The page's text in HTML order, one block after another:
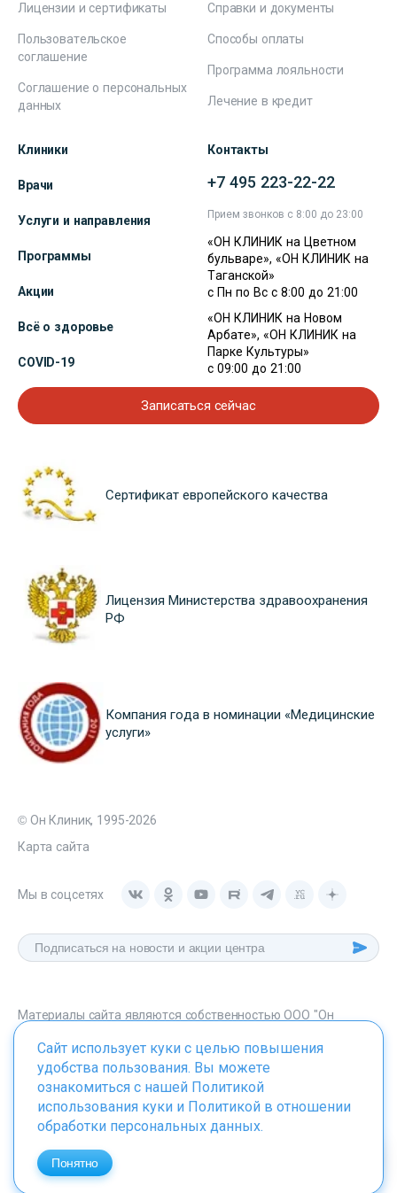
Лицензии и сертификаты
Пользовательское
соглашение
Соглашение о персональных
данных
Справки и документы
Способы оплаты
Программа лояльности
Лечение в кредит
Клиники
Врачи
Услуги и направления
Программы
Акции
Всё о здоровье
COVID-19
Контакты
+7 495 223-22-22
Прием звонков с 8:00 до 23:00
«ОН КЛИНИК на Цветном
бульваре», «ОН КЛИНИК на
Таганской»
с Пн по Вс с 8:00 до 21:00
«ОН КЛИНИК на Новом
Арбате», «ОН КЛИНИК на
Парке Культуры»
с 09:00 до 21:00
Записаться сейчас
Сертификат европейского качества
Лицензия Министерства здравоохранения
РФ
Компания года в номинации «Медицинские
услуги»
© Он Клиник, 1995-2026
Карта сайта
Мы в соцсетях
Материалы сайта являются собственностью ООО "Он
onclinic.ru запрещено в соответствии со статьей 1259 ГК. РФ.
ИМЕЮТСЯ ПРОТИВОПОКАЗАНИЯ. НЕОБХОДИМО
ПРОКОНСУЛЬТИРОВАТЬСЯ СО СПЕЦИАЛИСТОМ
Сайт использует куки с целью повышения
удобства пользования. Вы можете
ознакомиться с нашей Политикой
использования куки и Политикой в отношении
обработки персональных данных.
Понятно